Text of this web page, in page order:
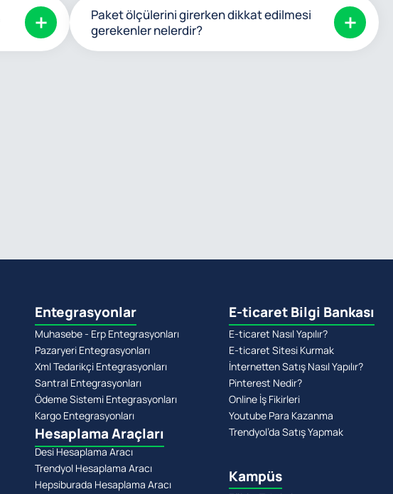
Paket ölçülerini girerken dikkat edilmesi
gerekenler nelerdir?
Entegrasyonlar
Muhasebe - Erp Entegrasyonları
Pazaryeri Entegrasyonları
Xml Tedarikçi Entegrasyonları
Santral Entegrasyonları
Ödeme Sistemi Entegrasyonları
Kargo Entegrasyonları
Hesaplama Araçları
Desi Hesaplama Aracı
Trendyol Hesaplama Aracı
Hepsiburada Hesaplama Aracı
E-ticaret Bilgi Bankası
E-ticaret Nasıl Yapılır?
E-ticaret Sitesi Kurmak
İnternetten Satış Nasıl Yapılır?
Pinterest Nedir?
Online İş Fikirleri
Youtube Para Kazanma
Trendyol’da Satış Yapmak
Kampüs